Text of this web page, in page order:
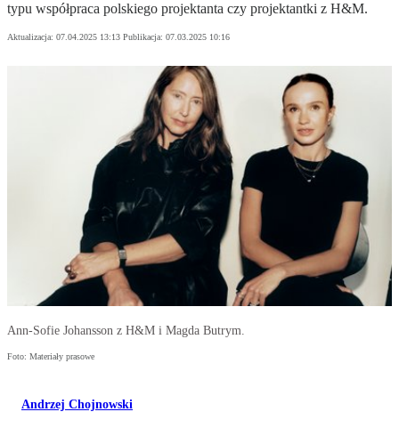
typu współpraca polskiego projektanta czy projektantki z H&M.
Aktualizacja: 07.04.2025 13:13 Publikacja: 07.03.2025 10:16
Ann-Sofie Johansson z H&M i Magda Butrym.
Foto: Materiały prasowe
Andrzej Chojnowski